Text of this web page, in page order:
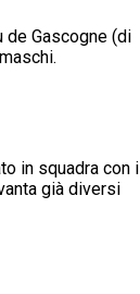
de Gascogne (di
in squadra con il
già diversi